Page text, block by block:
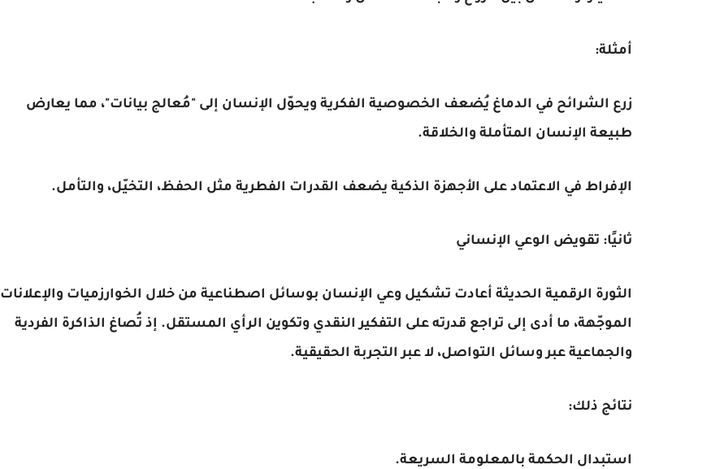
أمثلة:
زرع الشرائح في الدماغ يُضعف الخصوصية الفكرية ويحوّل الإنسان إلى "مُعالج بيانات"، مما يعارض
طبيعة الإنسان المتأملة والخلاقة.
الإفراط في الاعتماد على الأجهزة الذكية يضعف القدرات الفطرية مثل الحفظ، التخيّل، والتأمل.
ثانيًا: تقويض الوعي الإنساني
الثورة الرقمية الحديثة أعادت تشكيل وعي الإنسان بوسائل اصطناعية من خلال الخوارزميات والإعلانات
الموجّهة، ما أدى إلى تراجع قدرته على التفكير النقدي وتكوين الرأي المستقل. إذ تُصاغ الذاكرة الفردية
والجماعية عبر وسائل التواصل، لا عبر التجربة الحقيقية.
نتائج ذلك:
استبدال الحكمة بالمعلومة السريعة.